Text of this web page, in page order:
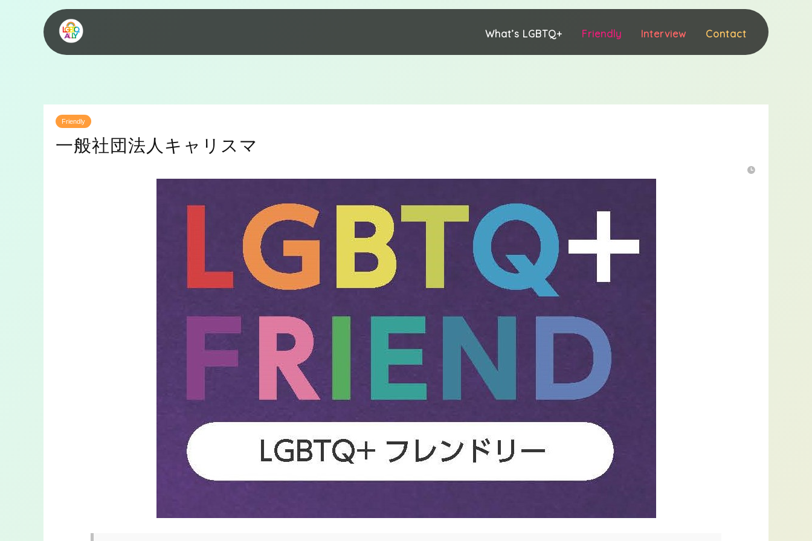
What’s LGBTQ+ Friendly Interview Contact
Friendly
一般社団法人キャリスマ